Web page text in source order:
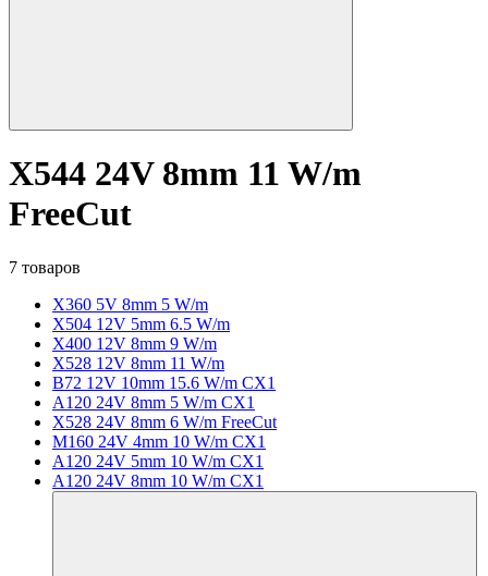
X544 24V 8mm 11 W/m
FreeCut
7 товаров
X360 5V 8mm 5 W/m
X504 12V 5mm 6.5 W/m
X400 12V 8mm 9 W/m
X528 12V 8mm 11 W/m
B72 12V 10mm 15.6 W/m CX1
A120 24V 8mm 5 W/m CX1
X528 24V 8mm 6 W/m FreeCut
M160 24V 4mm 10 W/m CX1
A120 24V 5mm 10 W/m CX1
A120 24V 8mm 10 W/m CX1